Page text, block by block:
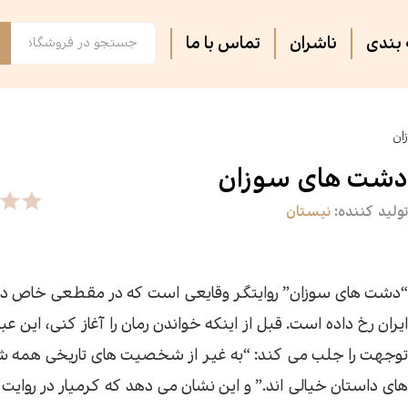
بندی
ثبت نام دوره های آموزشی
آشپزی
سیاسی
گفت‌وگو
ناشران
روایت فتح
آرام دل
کتاب فردا
تماس با ما
دشت های سوزان
تولید کننده: نیستان
“دشت های سوزان” روایتگر وقایعی است که در مقطعی خاص در
ایران رخ داده است. قبل از اینکه خواندن رمان را آغاز کنی، این
توجهت را جلب می کند: “به غیر از شخصیت های تاریخی
های داستان خیالی اند.” و این نشان می دهد که کرمیار در روایت